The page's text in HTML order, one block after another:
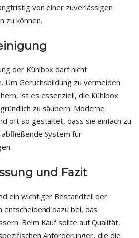
von einer zuverlässigen
zu können.
der Kühlbox darf nicht
Um Geruchsbildung zu vermeiden
ist es essenziell, die Kühlbox
zu säubern. Moderne
oft so gestaltet, dass sie einfach zu
System für
und Fazit
ein wichtiger Bestandteil der
entscheidend dazu bei, das
Beim Kauf sollte auf Qualität,
Anforderungen, die die